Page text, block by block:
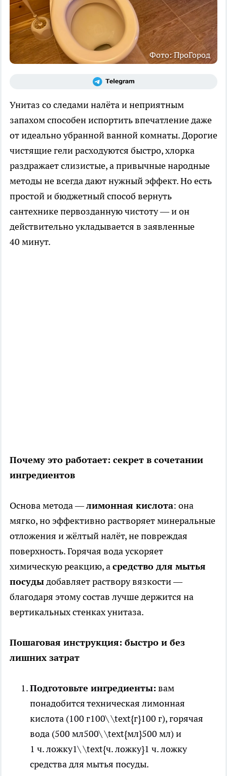
Фото: ПроГород
Унитаз со следами налёта и неприятным
запахом способен испортить впечатление даже
от идеально убранной ванной комнаты. Дорогие
чистящие гели расходуются быстро, хлорка
раздражает слизистые, а привычные народные
методы не всегда дают нужный эффект. Но есть
простой и бюджетный способ вернуть
сантехнике первозданную чистоту — и он
действительно укладывается в заявленные
40 минут.
Почему это работает: секрет в сочетании
ингредиентов
Основа метода —лимонная кислота: она
мягко, но эффективно растворяет минеральные
отложения и жёлтый налёт, не повреждая
поверхность. Горячая вода ускоряет
химическую реакцию, асредство для мытья
посудыдобавляет раствору вязкости —
благодаря этому состав лучше держится на
вертикальных стенках унитаза.
Пошаговая инструкция: быстро и без
лишних затрат
Подготовьте ингредиенты: вам
понадобится техническая лимонная
кислота (100 г100\ \text{г}100 г), горячая
вода (500 мл500\ \text{мл}500 мл) и
1 ч. ложку1\ \text{ч. ложку}1 ч. ложку
средства для мытья посуды.